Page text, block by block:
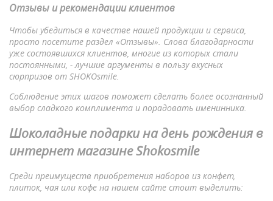
Отзывы и рекомендации клиентов
Чтобы убедиться в качестве нашей продукции и сервиса,
просто посетите раздел «Отзывы». Слова благодарности
уже состоявшихся клиентов, многие из которых стали
постоянными, ‒ лучшие аргументы в пользу вкусных
сюрпризов от SHOKOsmile.
Соблюдение этих шагов поможет сделать более осознанный
выбор сладкого комплимента и порадовать именинника.
Шоколадные подарки на день рождения в
интернет магазине Shokosmile
Среди преимуществ приобретения наборов из конфет,
плиток, чая или кофе на нашем сайте стоит выделить: